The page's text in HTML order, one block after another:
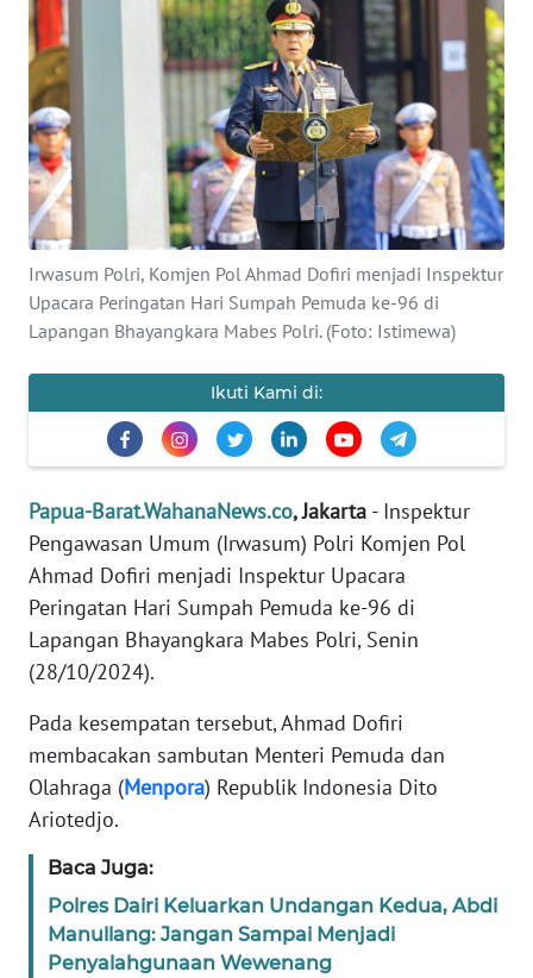
Irwasum Polri, Komjen Pol Ahmad Dofiri menjadi Inspektur
Upacara Peringatan Hari Sumpah Pemuda ke-96 di
Lapangan Bhayangkara Mabes Polri. (Foto: Istimewa)
Ikuti Kami di:
Papua-Barat.WahanaNews.co, Jakarta - Inspektur
Pengawasan Umum (Irwasum) Polri Komjen Pol
Ahmad Dofiri menjadi Inspektur Upacara
Peringatan Hari Sumpah Pemuda ke-96 di
Lapangan Bhayangkara Mabes Polri, Senin
(28/10/2024).
Pada kesempatan tersebut, Ahmad Dofiri
membacakan sambutan Menteri Pemuda dan
Olahraga (Menpora) Republik Indonesia Dito
Ariotedjo.
Baca Juga:
Polres Dairi Keluarkan Undangan Kedua, Abdi
Manullang: Jangan Sampai Menjadi
Penyalahgunaan Wewenang
Informasi
INDEKS
BERITA
KONTAK
KAMI
INFO
IKLAN
KAMI
PEDOMAN
MEDIA
REDAKSI
KARIR
DISCLAIMER
News
Regional
SUMUT
WN
JAKARTA